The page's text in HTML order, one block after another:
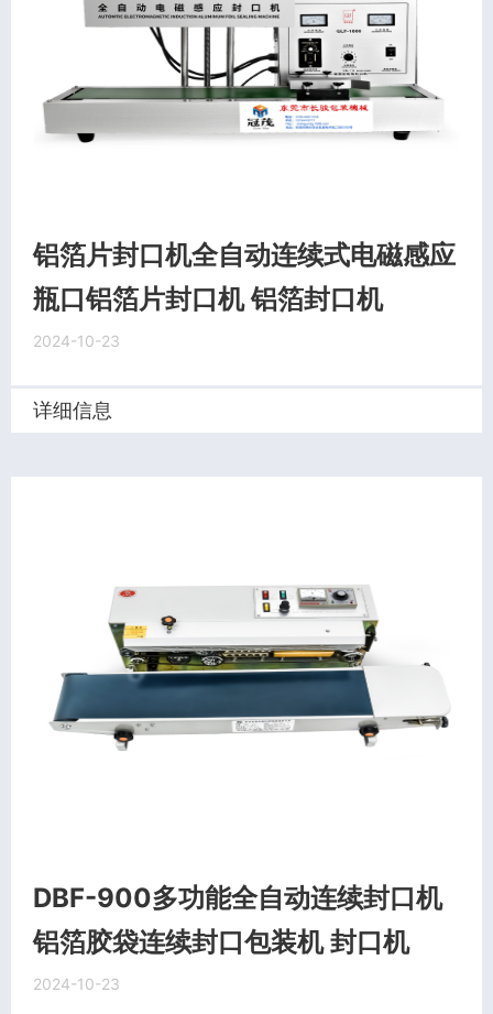
铝箔片封口机全自动连续式电磁感应
瓶口铝箔片封口机 铝箔封口机
2024-10-23
详细信息
DBF-900多功能全自动连续封口机
铝箔胶袋连续封口包装机 封口机
2024-10-23